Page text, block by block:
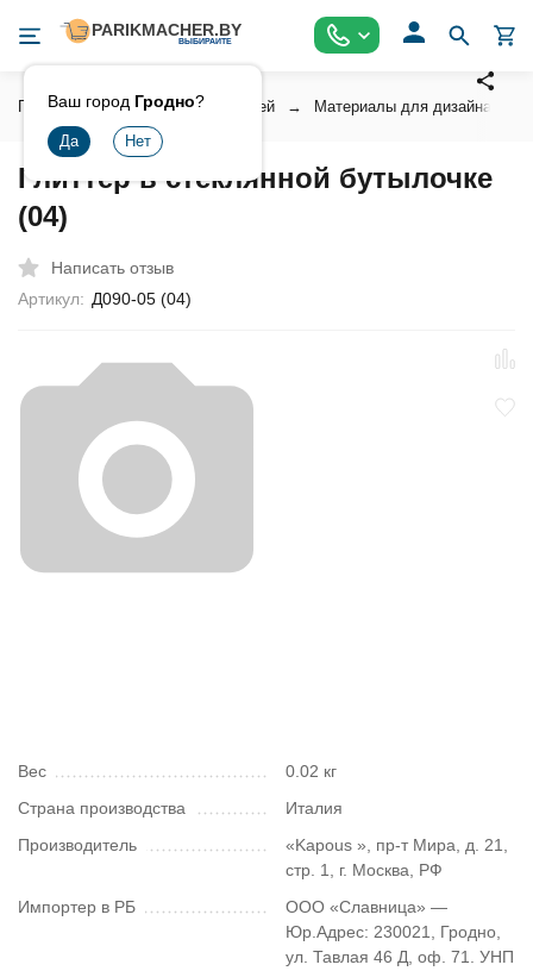
Ваш город Гродно?
Главная Косметика для ногтей Материалы для дизайна
Глиттер в стеклянной бутылочке
(04)
Написать отзыв
Артикул: Д090-05 (04)
Вес
0.02 кг
Страна производства
Италия
Производитель
«Kapous », пр-т Мира, д. 21,
стр. 1, г. Москва, РФ
Импортер в РБ
ООО «Славница» —
Юр.Адрес: 230021, Гродно,
ул. Тавлая 46 Д, оф. 71. УНП